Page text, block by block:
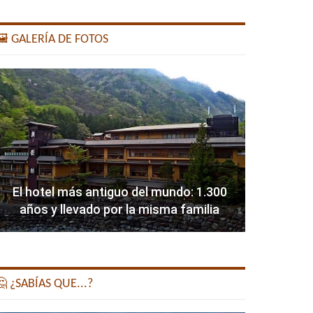
GALERÍA DE FOTOS
El hotel más antiguo del mundo: 1.300
años y llevado por la misma familia
¿SABÍAS QUE...?